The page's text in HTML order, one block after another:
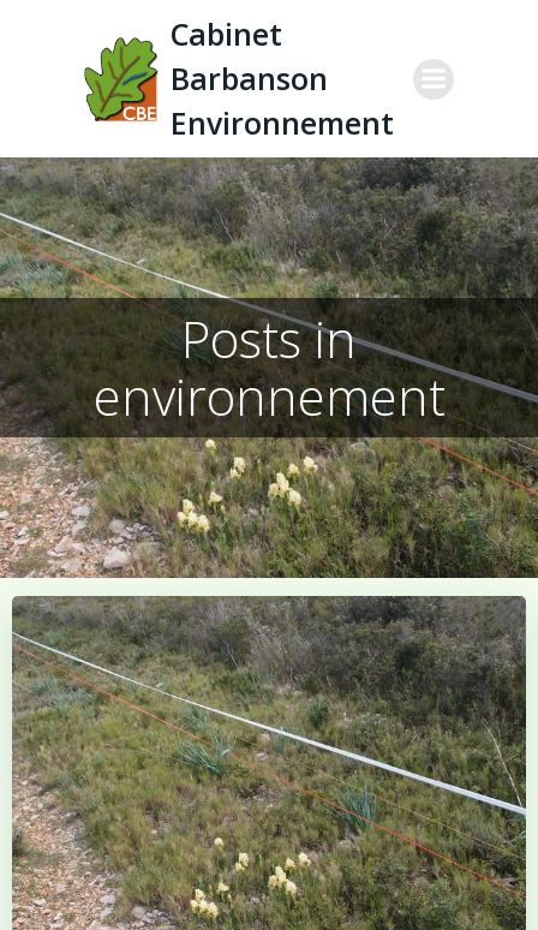
au
contenu
Cabinet
Barbanson
Environnement
Posts in
environnement